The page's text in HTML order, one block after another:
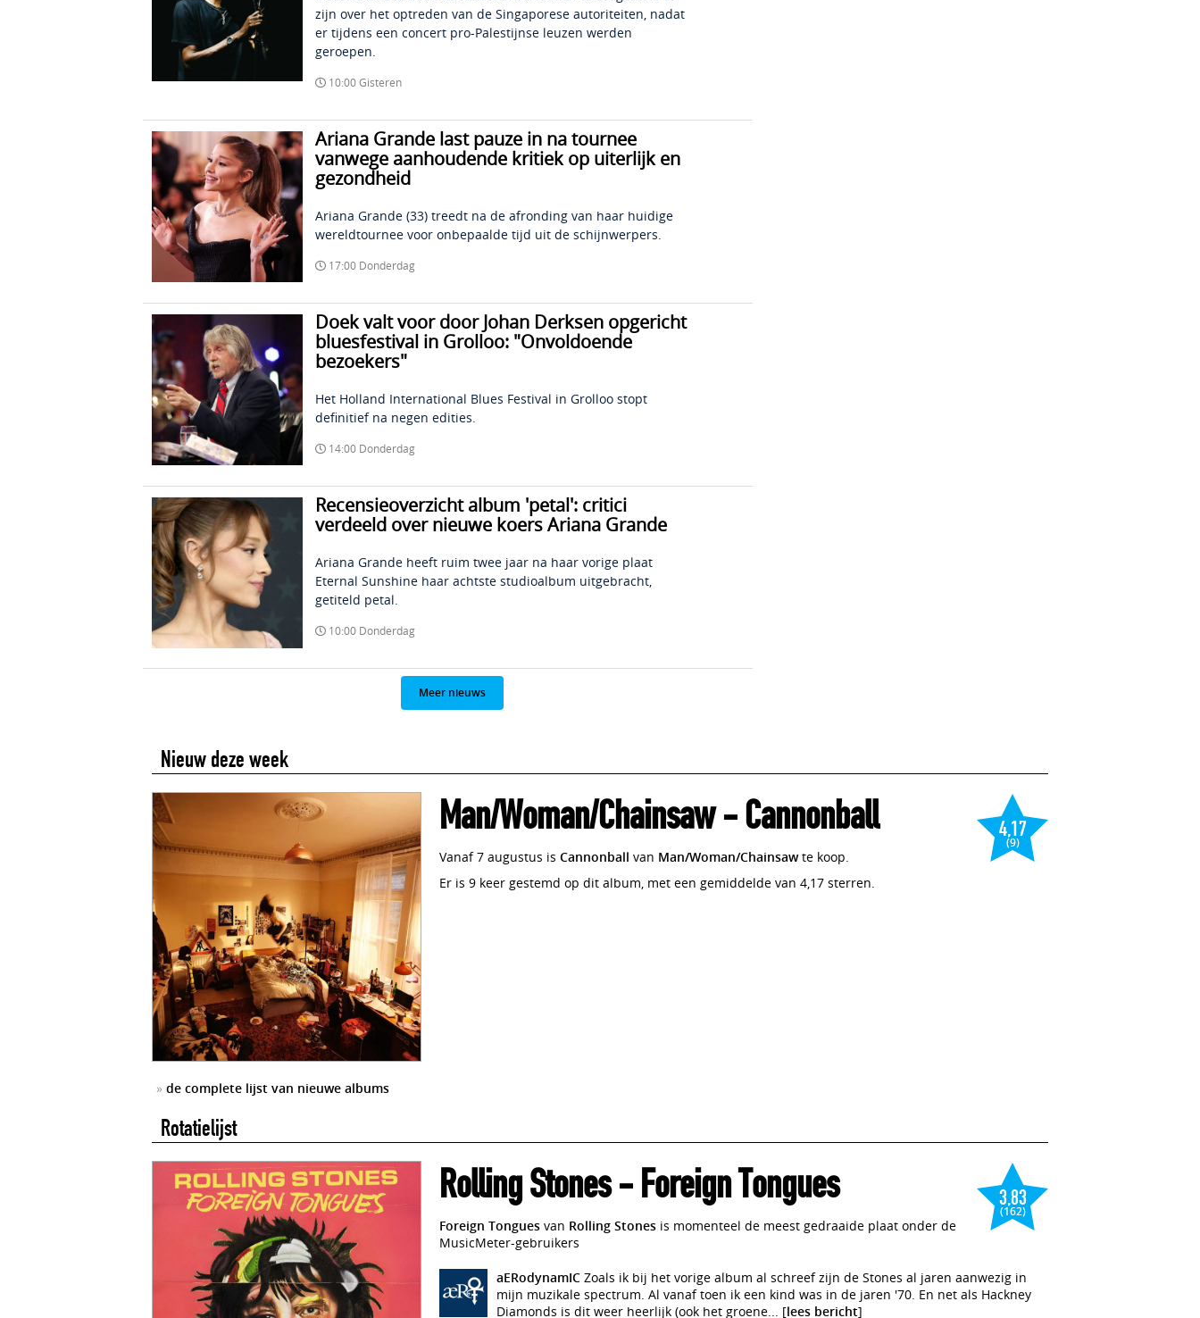
zijn over het optreden van de Singaporese autoriteiten, nadat
er tijdens een concert pro-Palestijnse leuzen werden
geroepen.
10:00 Gisteren
Ariana Grande last pauze in na tournee
vanwege aanhoudende kritiek op uiterlijk en
gezondheid
Ariana Grande (33) treedt na de afronding van haar huidige
wereldtournee voor onbepaalde tijd uit de schijnwerpers.
17:00 Donderdag
Doek valt voor door Johan Derksen opgericht
bluesfestival in Grolloo: "Onvoldoende
bezoekers"
Het Holland International Blues Festival in Grolloo stopt
definitief na negen edities.
14:00 Donderdag
Recensieoverzicht album 'petal': critici
verdeeld over nieuwe koers Ariana Grande
Ariana Grande heeft ruim twee jaar na haar vorige plaat
Eternal Sunshine haar achtste studioalbum uitgebracht,
getiteld petal.
10:00 Donderdag
Meer nieuws
Nieuw deze week
4,17
(9)
Man/Woman/Chainsaw-Cannonball
Vanaf 7 augustus is Cannonball van Man/Woman/Chainsawte koop.
Er is 9 keer gestemd op dit album, met een gemiddelde van 4,17 sterren.
» de complete lijst van nieuwe albums
Rotatielijst
3,83
(162)
Rolling Stones-Foreign Tongues
Foreign Tongues van Rolling Stones is momenteel de meest gedraaide plaat onder de
MusicMeter-gebruikers
aERodynamIC Zoals ik bij het vorige album al schreef zijn de Stones al jaren aanwezig in
mijn muzikale spectrum. Al vanaf toen ik een kind was in de jaren '70. En net als Hackney
Diamonds is dit weer heerlijk (ook het groene... [lees bericht]